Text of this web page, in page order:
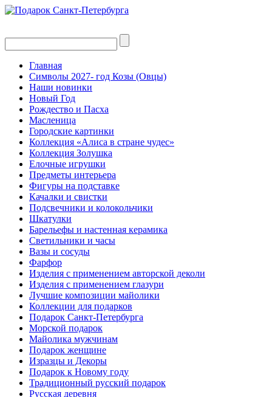
Главная
Символы 2027- год Козы (Овцы)
Наши новинки
Новый Год
Рождество и Пасха
Масленица
Городские картинки
Коллекция «Алиса в стране чудес»
Коллекция Золушка
Елочные игрушки
Предметы интерьера
Фигуры на подставке
Качалки и свистки
Подсвечники и колокольчики
Шкатулки
Барельефы и настенная керамика
Светильники и часы
Вазы и сосуды
Фарфор
Изделия с применением авторской деколи
Изделия с применением глазури
Лучшие композиции майолики
Коллекции для подарков
Подарок Санкт-Петербурга
Морской подарок
Майолика мужчинам
Подарок женщине
Изразцы и Декоры
Подарок к Новому году
Традиционный русский подарок
Русская деревня